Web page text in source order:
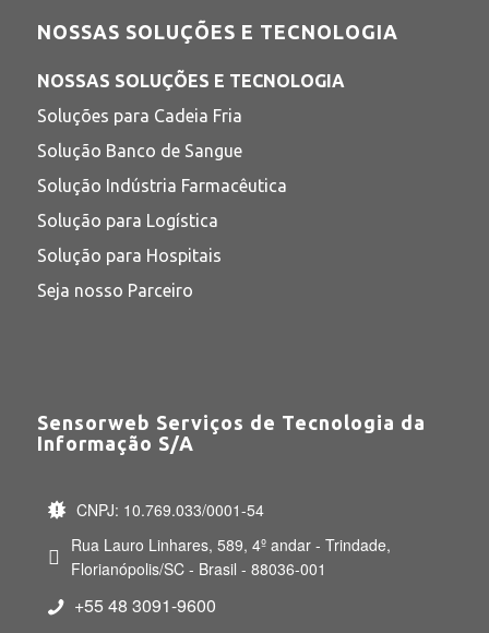
NOSSAS SOLUÇÕES E TECNOLOGIA
NOSSAS SOLUÇÕES E TECNOLOGIA
Soluções para Cadeia Fria
Solução Banco de Sangue
Solução Indústria Farmacêutica
Solução para Logística
Solução para Hospitais
Seja nosso Parceiro
Sensorweb Serviços de Tecnologia da
Informação S/A
CNPJ: 10.769.033/0001-54
Rua Lauro Linhares, 589, 4º andar - Trindade,
Florianópolis/SC - Brasil - 88036-001
+55 48 3091-9600